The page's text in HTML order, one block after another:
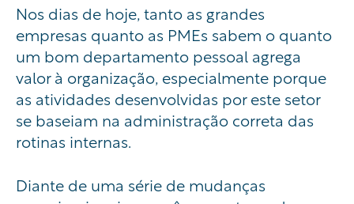
Nos dias de hoje, tanto as grandes
empresas quanto as PMEs sabem o quanto
um bom departamento pessoal agrega
valor à organização, especialmente porque
as atividades desenvolvidas por este setor
se baseiam na administração correta das
rotinas internas.
Diante de uma série de mudanças